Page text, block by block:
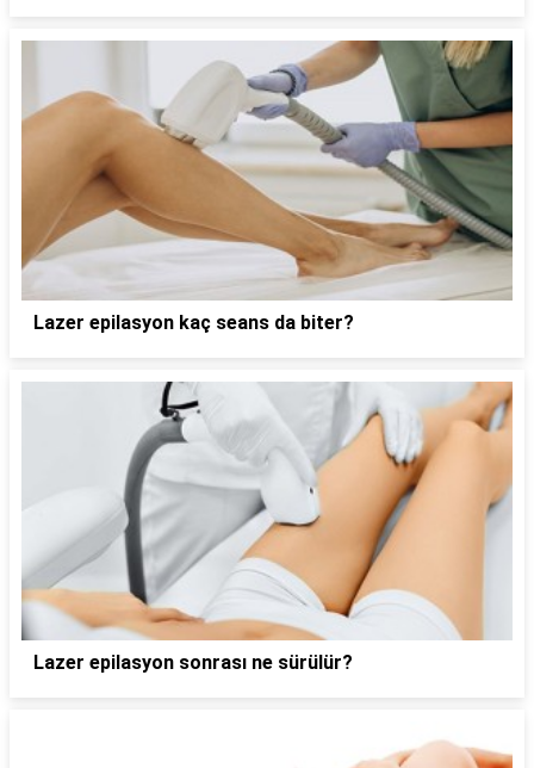
Lazer epilasyon kaç seans da biter?
Lazer epilasyon sonrası ne sürülür?